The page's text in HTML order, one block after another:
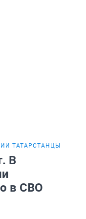
ТАТАРСТАНЦЫ
В
в СВО